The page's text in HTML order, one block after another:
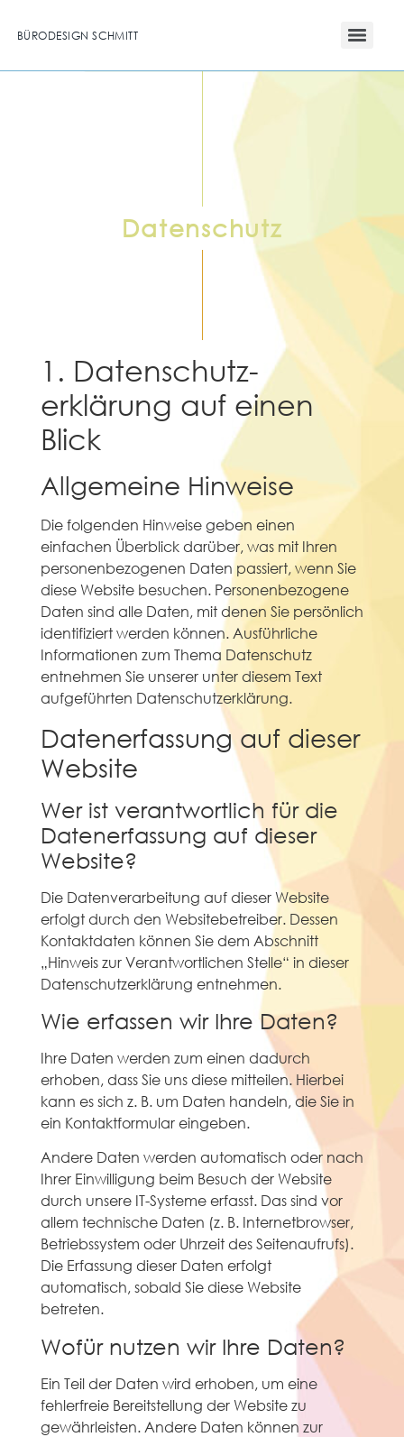
BÜRODESIGN SCHMITT
Datenschutz
1. Datenschutz­
erklärung auf einen
Blick
Allgemeine Hinweise
Die folgenden Hinweise geben einen
einfachen Überblick darüber, was mit Ihren
personenbezogenen Daten passiert, wenn Sie
diese Website besuchen. Personenbezogene
Daten sind alle Daten, mit denen Sie persönlich
identifiziert werden können. Ausführliche
Informationen zum Thema Datenschutz
entnehmen Sie unserer unter diesem Text
aufgeführten Datenschutzerklärung.
Datenerfassung auf dieser
Website
Wer ist verantwortlich für die
Datenerfassung auf dieser
Website?
Die Datenverarbeitung auf dieser Website
erfolgt durch den Websitebetreiber. Dessen
Kontaktdaten können Sie dem Abschnitt
„Hinweis zur Verantwortlichen Stelle“ in dieser
Datenschutzerklärung entnehmen.
Wie erfassen wir Ihre Daten?
Ihre Daten werden zum einen dadurch
erhoben, dass Sie uns diese mitteilen. Hierbei
kann es sich z. B. um Daten handeln, die Sie in
ein Kontaktformular eingeben.
Andere Daten werden automatisch oder nach
Ihrer Einwilligung beim Besuch der Website
durch unsere IT-Systeme erfasst. Das sind vor
allem technische Daten (z. B. Internetbrowser,
Betriebssystem oder Uhrzeit des Seitenaufrufs).
Die Erfassung dieser Daten erfolgt
automatisch, sobald Sie diese Website
betreten.
Wofür nutzen wir Ihre Daten?
Ein Teil der Daten wird erhoben, um eine
fehlerfreie Bereitstellung der Website zu
gewährleisten. Andere Daten können zur